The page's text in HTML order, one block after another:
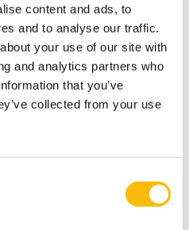
content and ads, to
and to analyse our traffic.
your use of our site with
and analytics partners who
that you’ve
collected from your use
NAAR